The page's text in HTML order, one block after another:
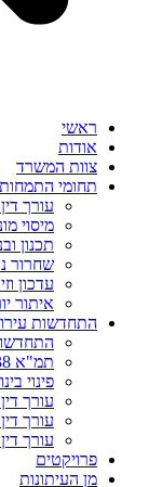
ראשי
אודות
צוות המשרד
תחומי התמחות
עורך
מיסוי
תכנון
שחרור
עדכון
איתור
התחדשות
תמ"א 38
פינוי
עורך
עורך דין
עורך
פרויקטים
מן העיתונות